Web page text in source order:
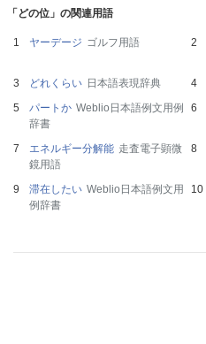
「どの位」の関連用語
ヤーデージ ゴルフ用語
どれくらい 日本語表現辞典
パートか Weblio日本語例文用例
辞書
エネルギー分解能 走査電子顕微
鏡用語
滞在したい Weblio日本語例文用
例辞書